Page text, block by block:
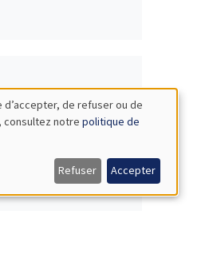
de refuser ou de
consultez notre politique de
Refuser Accepter